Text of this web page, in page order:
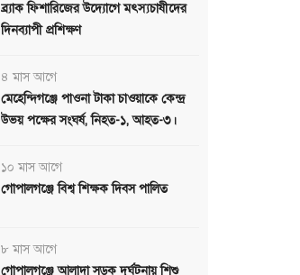
ব্র্যাক ফিশারিজের উদ্যোগে মৎস্যচাষীদের
দিনব্যাপী প্রশিক্ষণ
৪ মাস আগে
মেহেন্দিগঞ্জে পাওনা টাকা চাওয়াকে কেন্দ্র
উভয় পক্ষের সংঘর্ষ, নিহত-১, আহত-৩।
১০ মাস আগে
গোপালগঞ্জে বিশ্ব শিক্ষক দিবস পালিত
৮ মাস আগে
গোপালগঞ্জে আলাদা সড়ক দূর্ঘটনায় শিশু